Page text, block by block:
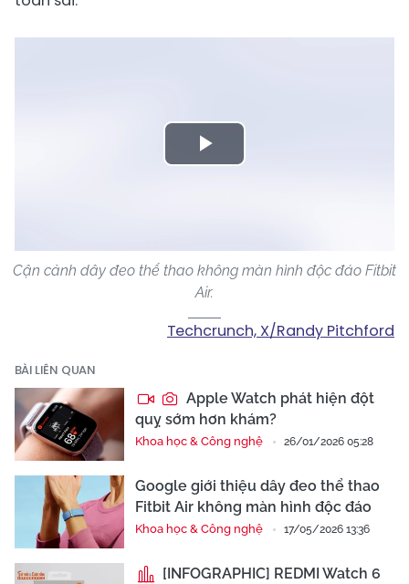
Play
Cận cảnh dây đeo thể thao không màn hình độc đáo Fitbit
Air.
Techcrunch, X/Randy Pitchford
BÀI LIÊN QUAN
Apple Watch phát hiện đột
quỵ sớm hơn khám?
Khoa học & Công nghệ 26/01/2026 05:28
Google giới thiệu dây đeo thể thao
Fitbit Air không màn hình độc đáo
Khoa học & Công nghệ 17/05/2026 13:36
[INFOGRAPHIC] REDMI Watch 6